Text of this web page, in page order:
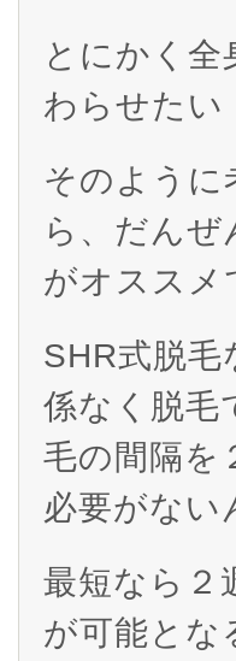
とにかく全
わらせたい
そのように
ら、だんぜ
がオススメ
SHR式脱毛
係なく脱毛
毛の間隔を
必要がない
最短なら２
が可能とな